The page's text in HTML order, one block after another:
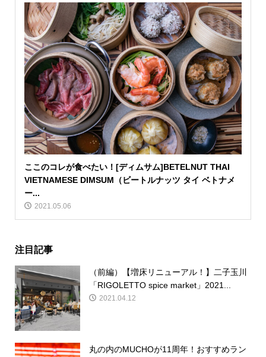
ここのコレが食べたい！[ディムサム]BETELNUT THAI
VIETNAMESE DIMSUM（ビートルナッツ タイ ベトナメ
ー...
2021.05.06
注目記事
（前編）【増床リニューアル！】二子玉川
「RIGOLETTO spice market」2021...
2021.04.12
丸の内のMUCHOが11周年！おすすめラン